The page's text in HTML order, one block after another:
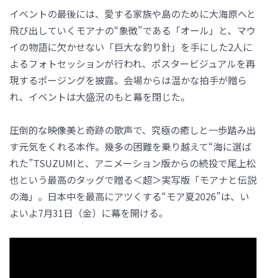
イベントの最後には、愛する家族や島のために大海原へと
飛び出していくモアナの“象徴”である「オール」と、マウ
イの物語に欠かせない「巨大な釣り針」を手にした2人に
よるフォトセッションが行われ、ポスタービジュアルを再
現するポージングを披露。会場からは温かな拍手が贈ら
れ、イベントは大盛況のもと幕を閉じた。
圧倒的な映像美と奇跡の歌声で、究極の癒しと一歩踏み出
す元気をくれる本作。幾多の困難を乗り越えて“海に選ば
れた”TSUZUMIと、アニメーション版からの続投で尾上松
也という最高のタッグで贈る＜超＞実写版「モアナと伝説
の海」。日本中を最高にアツくする“モア夏2026”は、い
よいよ7月31日（金）に幕を開ける。